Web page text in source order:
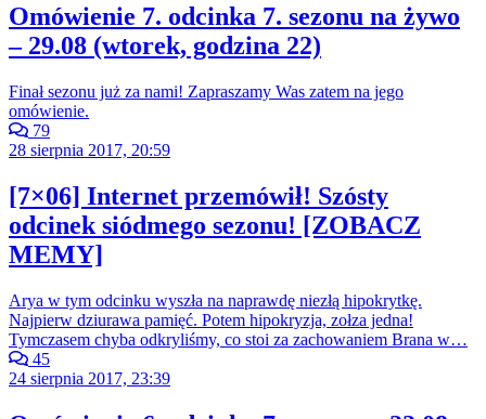
Omówienie 7. odcinka 7. sezonu na żywo
– 29.08 (wtorek, godzina 22)
Finał sezonu już za nami! Zapraszamy Was zatem na jego
omówienie.
79
28 sierpnia 2017, 20:59
[7×06] Internet przemówił! Szósty
odcinek siódmego sezonu! [ZOBACZ
MEMY]
Arya w tym odcinku wyszła na naprawdę niezłą hipokrytkę.
Najpierw dziurawa pamięć. Potem hipokryzja, zołza jedna!
Tymczasem chyba odkryliśmy, co stoi za zachowaniem Brana w…
45
24 sierpnia 2017, 23:39